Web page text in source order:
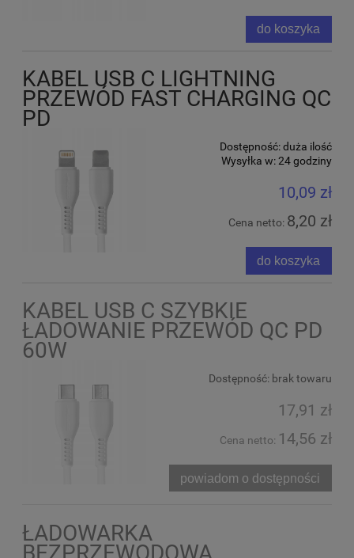
do koszyka
KABEL USB C LIGHTNING
PRZEWÓD FAST CHARGING QC
PD
Dostępność:duża ilość
Wysyłka w:24 godziny
10,09 zł
Cena netto: 8,20 zł
do koszyka
KABEL USB C SZYBKIE
ŁADOWANIE PRZEWÓD QC PD
60W
Dostępność: brak towaru
17,91 zł
Cena netto: 14,56 zł
powiadom o dostępności
ŁADOWARKA
BEZPRZEWODOWA